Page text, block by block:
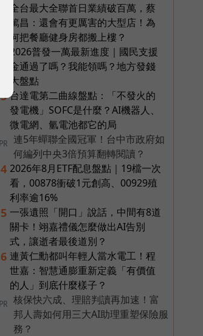
全台最大全聯首日業績破百萬，蔡
篤昌：還會有更厲害的大型店！為
何把餐廳健身房都搬上樓？
2026普發一萬最新進度｜國民支援
金通過了嗎？我能領嗎？地方發錢
大盤點
3 台達電第二曲線盤點：「不發火的
發電機」SOFC是什麼？AI機器人、
微電網、氫電池都它的局
PR
連5年蟬聯全國冠軍！台中市政府如
何編列中央3倍預算翻轉閱讀？
4 2026年8月ETF配息盤點｜19檔一次
看，00878衝破1元創高、00929殖
利率逾16%
5 一張遺照「開口」說話，中間有8道
關卡！翊嘉禮儀怎麼做出AI告別
式，讓逝者最後道別？
6 連黃仁勳都叫年輕人當水電工！程
世嘉：智慧通膨重新定義「有價值
的人」到底什麼樣子？
PR
核保快六成、理賠判讀再加速！富
邦人壽如何用三大AI助理重塑保險服
務？